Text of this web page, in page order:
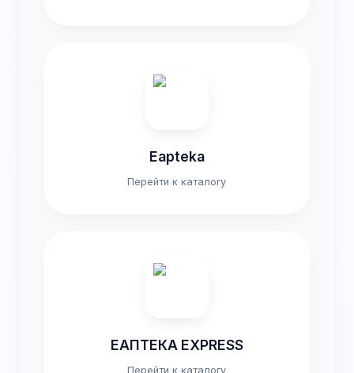
Eapteka
Перейти к каталогу
ЕАПТЕКА EXPRESS
Перейти к каталогу